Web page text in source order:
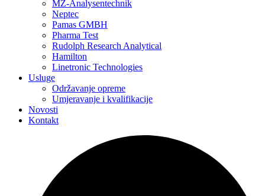
MZ-Analysentechnik
Neptec
Pamas GMBH
Pharma Test
Rudolph Research Analytical
Hamilton
Linetronic Technologies
Usluge
Održavanje opreme
Umjeravanje i kvalifikacije
Novosti
Kontakt